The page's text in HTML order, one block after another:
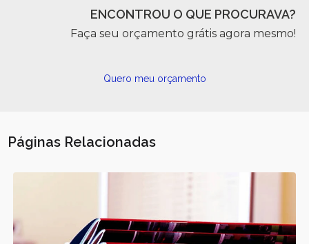
ENCONTROU O QUE PROCURAVA?
Faça seu orçamento grátis agora mesmo!
Quero meu orçamento
Páginas Relacionadas